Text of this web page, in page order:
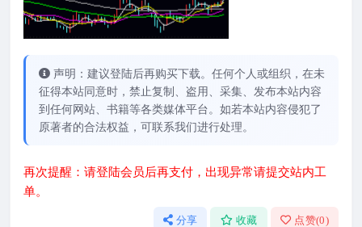
声明：建议登陆后再购买下载。任何个人或组织，在未
征得本站同意时，禁止复制、盗用、采集、发布本站内容
到任何网站、书籍等各类媒体平台。如若本站内容侵犯了
原著者的合法权益，可联系我们进行处理。
再次提醒：请登陆会员后再支付，出现异常请提交站内工
单。
分享 收藏 点赞(0)